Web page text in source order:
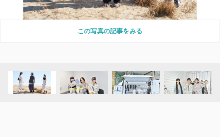
この写真の記事をみる